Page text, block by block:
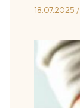
18.07.2025 /